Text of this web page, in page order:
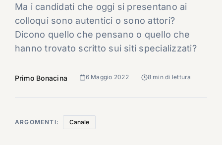
EVENTI
CHI SIAMO
Ma i candidati che oggi si presentano ai
colloqui sono autentici o sono attori?
Dicono quello che pensano o quello che
hanno trovato scritto sui siti specializzati?
Primo Bonacina 6 Maggio 2022 8 min di lettura
ARGOMENTI: Canale